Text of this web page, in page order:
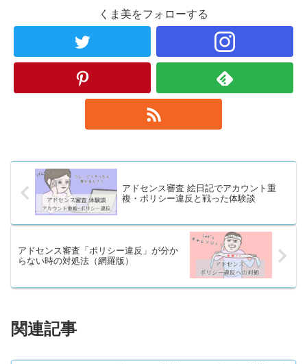
くま美をフォローする
アドセンス審査 絵日記でアカウント重
複・ポリシー違反と戦った体験談
アドセンス審査「ポリシー違反」が分か
らない時の対処法（網羅版）
関連記事